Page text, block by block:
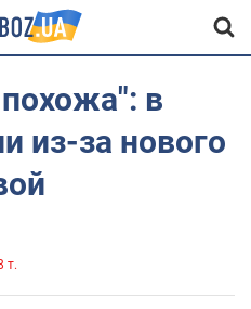
в
из-за нового
т.